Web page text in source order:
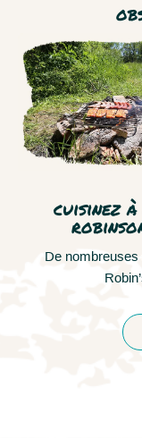
cuisinez
De